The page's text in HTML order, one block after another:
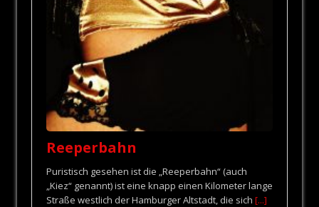
Reeperbahn
Puristisch gesehen ist die „Reeperbahn“ (auch
„Kiez“ genannt) ist eine knapp einen Kilometer lange
Straße westlich der Hamburger Altstadt, die sich [...]